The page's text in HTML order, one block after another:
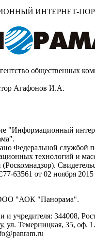
ИНТЕРНЕТ-
общественных
Агафонов И.А.
"Информационный
Федеральной службой
технологий и
от 02 ноября 2015
"АОК "Панорама".
и учредителя: 344008,
ул. Темерницкая, 35, оф.